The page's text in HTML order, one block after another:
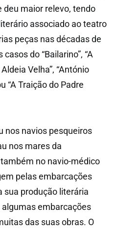
deu maior relevo, tendo
associado ao teatro
peças nas décadas de
do “Bailarino”, “A
Velha”, “António
“A Traição do Padre
nos navios pesqueiros
nos mares da
no navio-médico
pelas embarcações
sua produção literária
embarcações
das suas obras. O